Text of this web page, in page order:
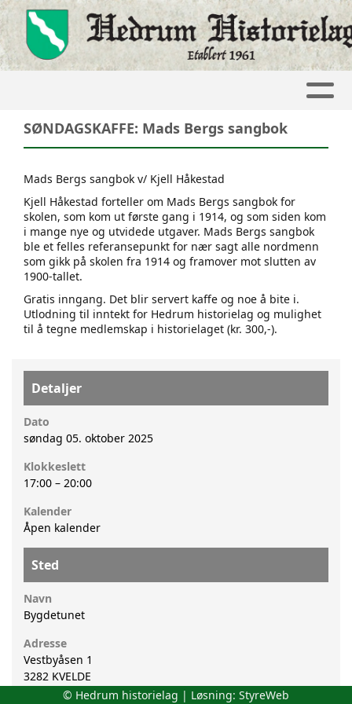
SØNDAGSKAFFE: Mads Bergs sangbok
Mads Bergs sangbok v/ Kjell Håkestad
Kjell Håkestad forteller om Mads Bergs sangbok for
skolen, som kom ut første gang i 1914, og som siden kom
i mange nye og utvidede utgaver. Mads Bergs sangbok
ble et felles referansepunkt for nær sagt alle nordmenn
som gikk på skolen fra 1914 og framover mot slutten av
1900-tallet.
Gratis inngang. Det blir servert kaffe og noe å bite i.
Utlodning til inntekt for Hedrum historielag og mulighet
til å tegne medlemskap i historielaget (kr. 300,-).
Detaljer
Dato
søndag 05. oktober 2025
Klokkeslett
17:00 – 20:00
Kalender
Åpen kalender
Sted
Navn
Bygdetunet
Adresse
Vestbyåsen 1
3282 KVELDE
© Hedrum historielag | Løsning: StyreWeb